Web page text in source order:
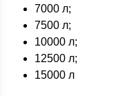
7000 л;
7500 л;
10000 л;
12500 л;
15000 л